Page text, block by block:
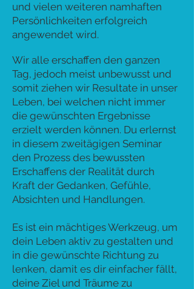
und vielen weiteren namhaften
Persönlichkeiten erfolgreich
angewendet wird.
Wir alle erschaffen den ganzen
Tag, jedoch meist unbewusst und
somit ziehen wir Resultate in unser
Leben, bei welchen nicht immer
die gewünschten Ergebnisse
erzielt werden können. Du erlernst
in diesem zweitägigen Seminar
den Prozess des bewussten
Erschaffens der Realität durch
Kraft der Gedanken, Gefühle,
Absichten und Handlungen.
Es ist ein mächtiges Werkzeug, um
dein Leben aktiv zu gestalten und
in die gewünschte Richtung zu
lenken, damit es dir einfacher fällt,
deine Ziel und Träume zu